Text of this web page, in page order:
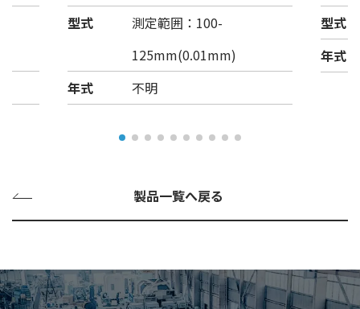
型式
測定範囲：100-
125mm(0.01mm)
年式
不明
型式
年式
製品一覧へ戻る